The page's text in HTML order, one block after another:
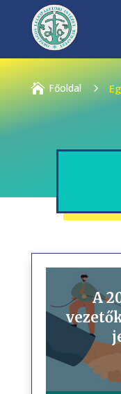
 Főoldal 5
A